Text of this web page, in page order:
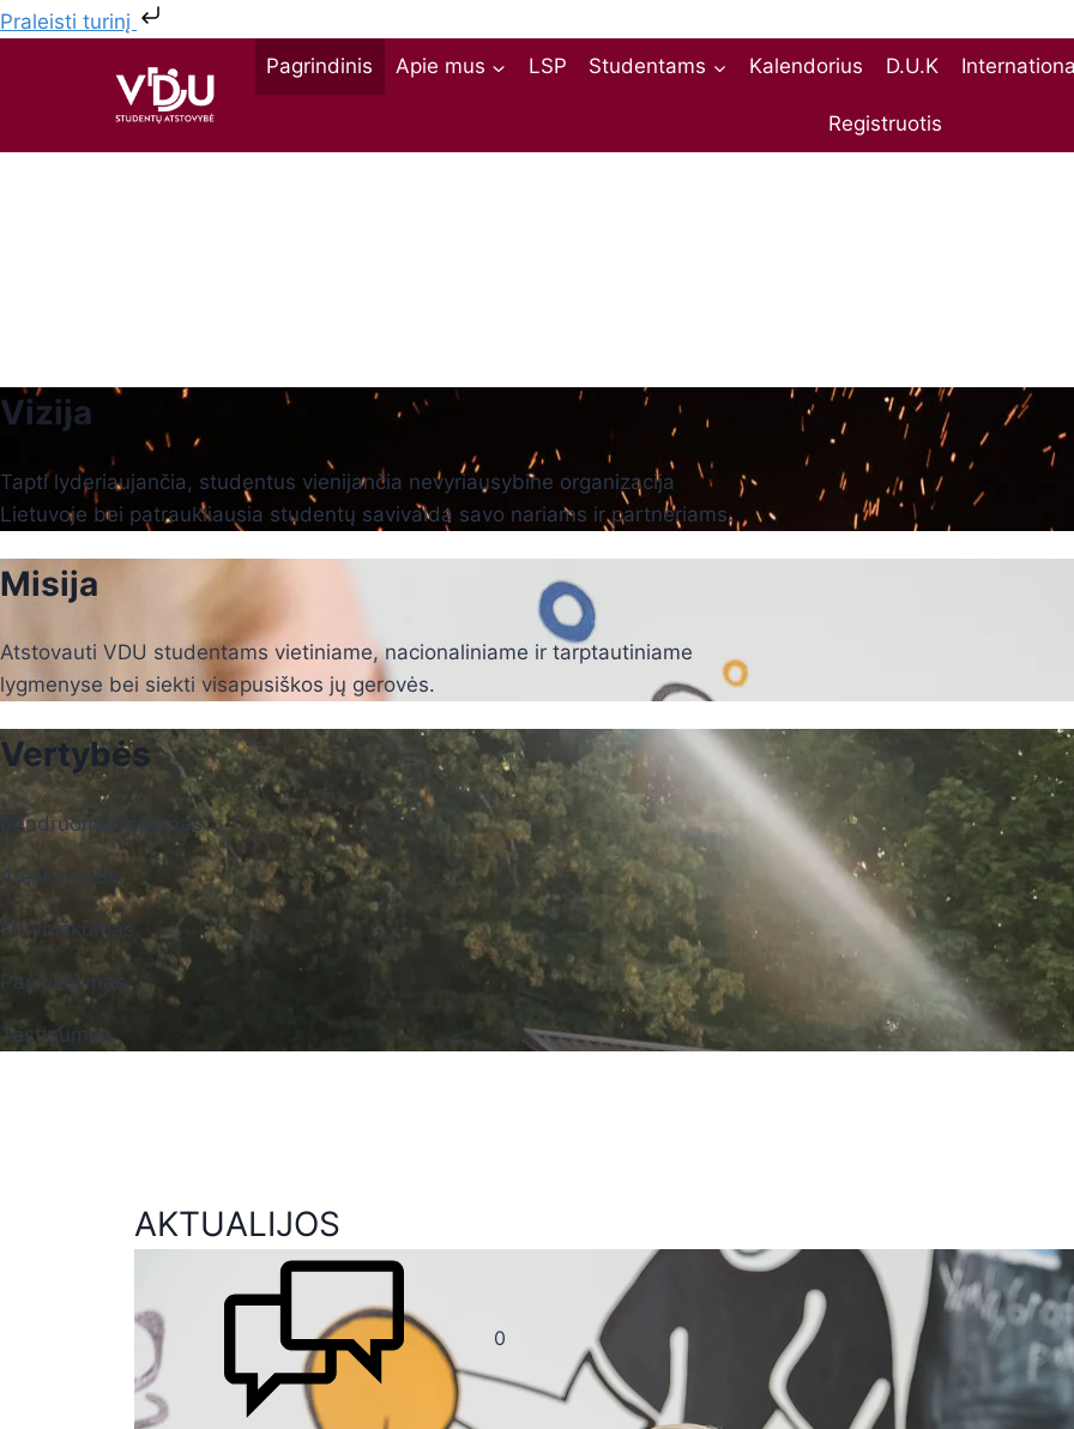
Praleisti turinį
Pagrindinis
Apie mus LSP Studentams Kalendorius D.U.K
Registruotis
Vizija
Tapti lyderiaujančia, studentus vienijančia nevyriausybine organizacija
Lietuvoje bei patraukliausia studentų savivalda savo nariams ir partneriams.
Misija
Atstovauti VDU studentams vietiniame, nacionaliniame ir tarptautiniame
lygmenyse bei siekti visapusiškos jų gerovės.
Vertybės
Bendruomeniškumas
Atsakomybė
Kūrybiškumas
Pasitikėjimas
Tęstinumas
AKTUALIJOS
0